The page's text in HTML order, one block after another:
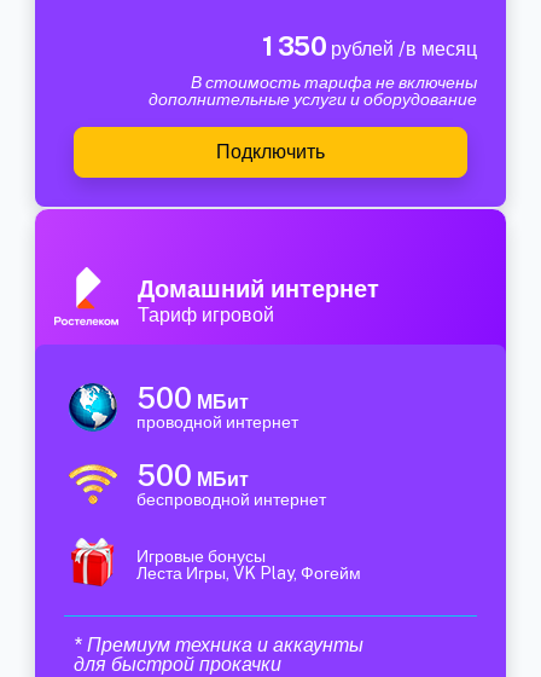
1 350 рублей /в месяц
В стоимость тарифа не включены
дополнительные услуги и оборудование
Подключить
Домашний интернет
Тариф игровой
500 МБит
проводной интернет
500 МБит
беспроводной интернет
Игровые бонусы
Леста Игры, VK Play, Фогейм
* Премиум техника и аккаунты
для быстрой прокачки